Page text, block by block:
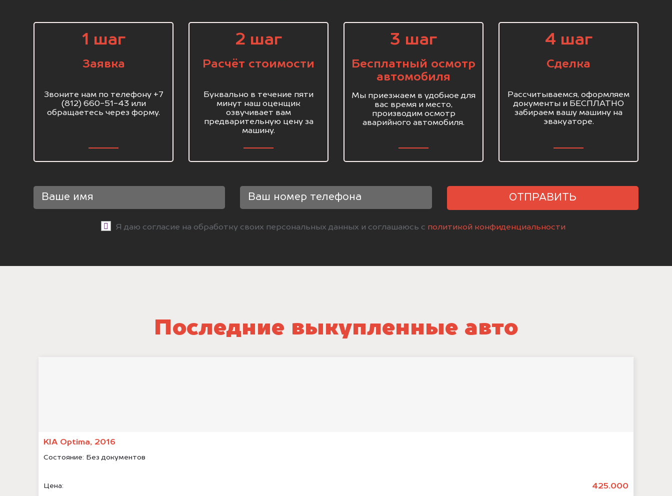
1 шаг
Заявка
Звоните нам по телефону +7
(812) 660-51-43 или
обращаетесь через форму.
2 шаг
Расчёт стоимости
Буквально в течение пяти
минут наш оценщик
озвучивает вам
предварительную цену за
машину.
3 шаг
Бесплатный осмотр
автомобиля
Мы приезжаем в удобное для
вас время и место,
производим осмотр
аварийного автомобиля.
4 шаг
Сделка
Рассчитываемся, оформляем
документы и БЕСПЛАТНО
забираем вашу машину на
эвакуаторе.
ОТПРАВИТЬ
Я даю согласие на обработку своих персональных данных и соглашаюсь с политикой конфиденциальности
Последние выкупленные авто
KIA Optima, 2016
Состояние: Без документов
Цена: 425.000